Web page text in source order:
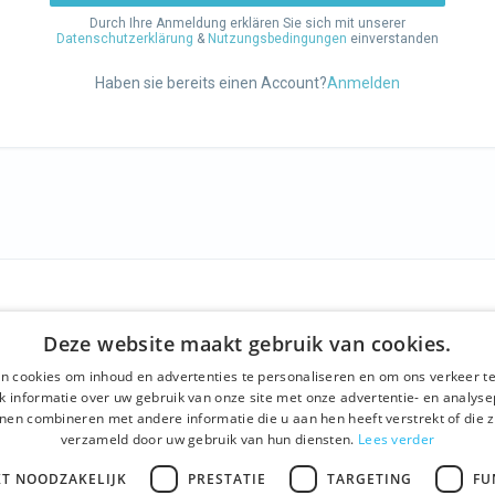
Durch Ihre Anmeldung erklären Sie sich mit unserer
Datenschutzerklärung & Nutzungsbedingungen einverstanden
Haben sie bereits einen Account?Anmelden
Geschäftsbedingungen
Geführte Tour
Tagesprogramm
History tour
Instagram
LinkedIn
Deze website maakt gebruik van cookies.
cookies om inhoud en advertenties te personaliseren en om ons verkeer
informatie over uw gebruik van onze site met onze advertentie- en
combineren met andere informatie die u aan hen heeft verstrekt of die
verzameld door uw gebruik van hun diensten. Lees verder
NOODZAKELIJK PRESTATIE TARGETING